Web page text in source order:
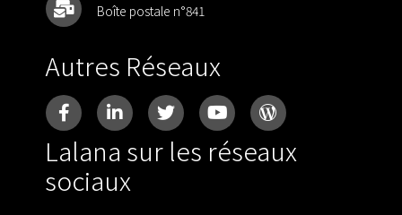
Boîte postale n°841
Autres Réseaux
Lalana sur les réseaux
sociaux